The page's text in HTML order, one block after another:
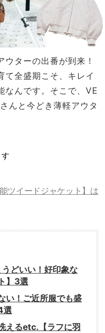
ターの出番が到来！
て全盛期こそ、キレイ
なんです。そこで、VE
んと今どき薄軽アウタ
ツイードジャケット】は
どいい！好印象な
】3選
い！ご近所服でも盛
選
えるetc.【ラフに羽